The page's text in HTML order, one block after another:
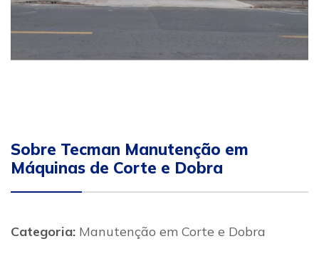
Sobre Tecman Manutenção em
Máquinas de Corte e Dobra
Categoria: Manutenção em Corte e Dobra